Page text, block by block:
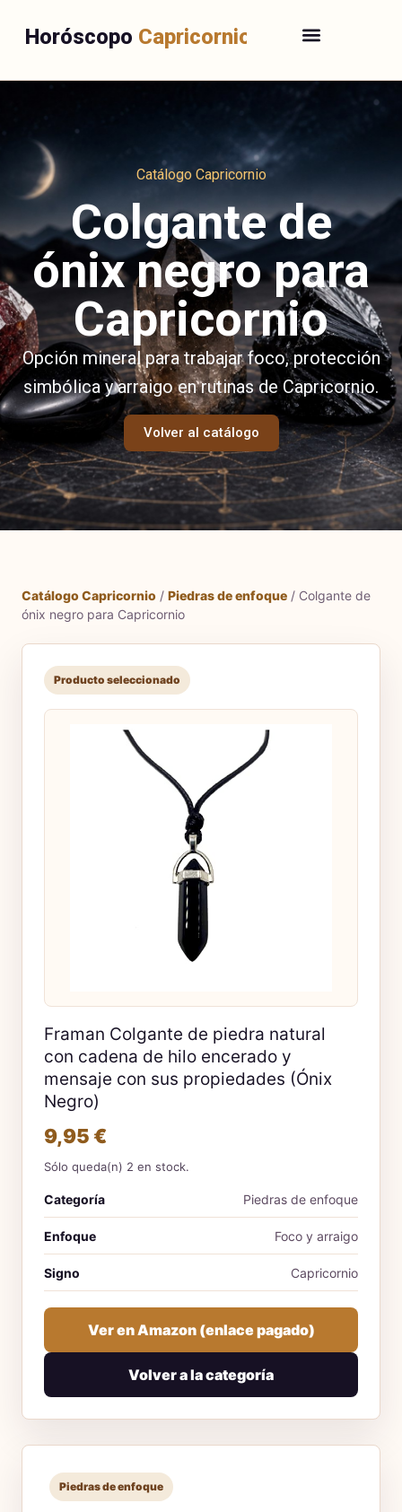
Horóscopo Capricornio
Catálogo Capricornio
Colgante de
ónix negro para
Capricornio
Opción mineral para trabajar foco, protección
simbólica y arraigo en rutinas de Capricornio.
Volver al catálogo
Catálogo Capricornio / Piedras de enfoque / Colgante de
ónix negro para Capricornio
Producto seleccionado
Framan Colgante de piedra natural
con cadena de hilo encerado y
mensaje con sus propiedades (Ónix
Negro)
9,95 €
Sólo queda(n) 2 en stock.
Categoría Piedras de enfoque
Enfoque Foco y arraigo
Signo Capricornio
Ver en Amazon (enlace pagado)
Volver a la categoría
Piedras de enfoque